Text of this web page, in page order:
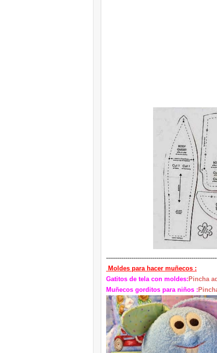
Moldes para hacer muñecos :
Gatitos de tela con moldes: Pincha
Muñecos gorditos para niños :